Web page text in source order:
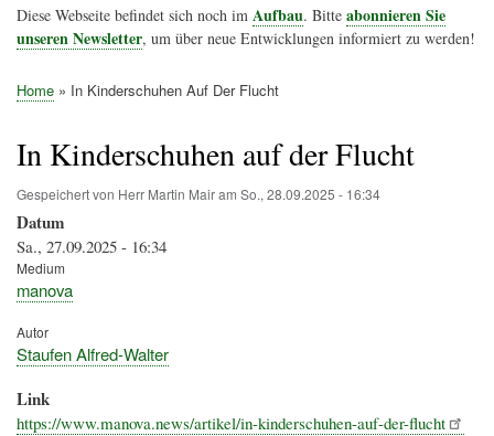
Diese Webseite befindet sich noch im Aufbau. Bitte abonnieren Sie
unseren Newsletter, um über neue Entwicklungen informiert zu werden!
Home In Kinderschuhen Auf Der Flucht
In Kinderschuhen auf der Flucht
Gespeichert von Herr Martin Mairam So., 28.09.2025 - 16:34
Datum
Sa., 27.09.2025 - 16:34
Medium
manova
Autor
Staufen Alfred-Walter
Link
https://www.manova.news/artikel/in-kinderschuhen-auf-der-flucht